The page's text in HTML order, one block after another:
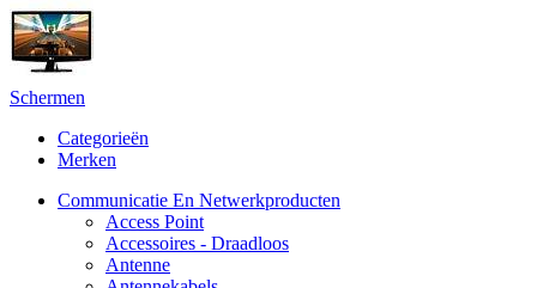
Schermen
Categorieën
Merken
Communicatie En Netwerkproducten
Access Point
Accessoires - Draadloos
Antenne